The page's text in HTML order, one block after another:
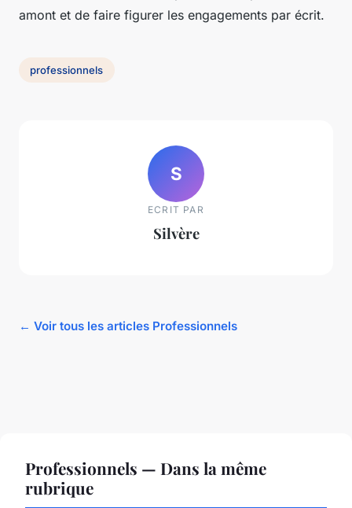
amont et de faire figurer les engagements par écrit.
professionnels
S
ECRIT PAR
Silvère
← Voir tous les articles Professionnels
Professionnels — Dans la même
rubrique